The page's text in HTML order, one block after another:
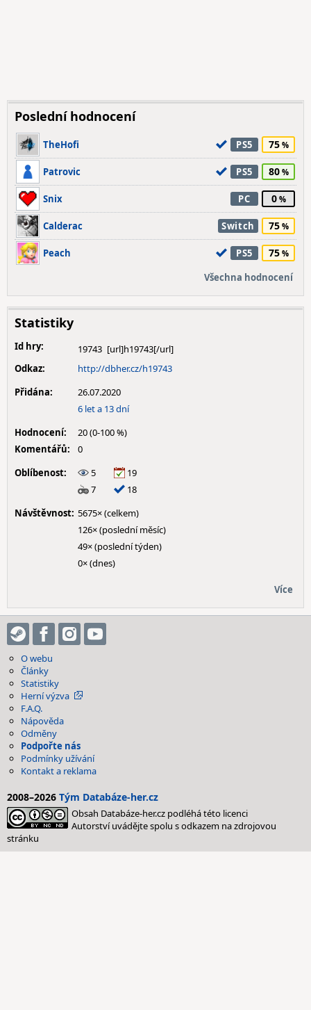
Poslední hodnocení
TheHofi PS5 75
Patrovic PS5 80
Snix PC 0
Calderac Switch 75
Peach PS5 75
Všechna hodnocení
Statistiky
Id hry:
19743
Odkaz:
http://dbher.cz/h19743
Přidána:
26.07.2020
6 let a 13 dní
Hodnocení:
20 (0-100 %)
Komentářů:
0
Oblíbenost:
5
19
7
18
Návštěvnost: 5675× (celkem)
126× (poslední měsíc)
49× (poslední týden)
0× (dnes)
Více
O webu
Články
Statistiky
Herní výzva
F.A.Q.
Nápověda
Odměny
Podpořte nás
Podmínky užívání
Kontakt a reklama
2008–2026 Tým Databáze-her.cz
Obsah Databáze-her.cz podléhá této licenci
Autorství uvádějte spolu s odkazem na zdrojovou
stránku